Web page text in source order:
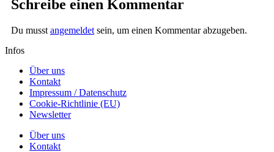
Schreibe einen Kommentar
Du musst angemeldet sein, um einen Kommentar abzugeben.
Infos
Über uns
Kontakt
Impressum / Datenschutz
Cookie-Richtlinie (EU)
Newsletter
Über uns
Kontakt